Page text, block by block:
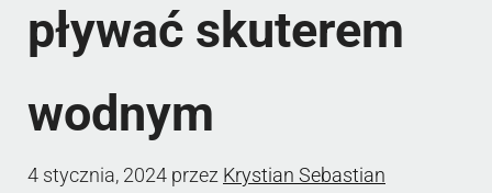
pływać skuterem
wodnym
4 stycznia, 2024 przez Krystian Sebastian